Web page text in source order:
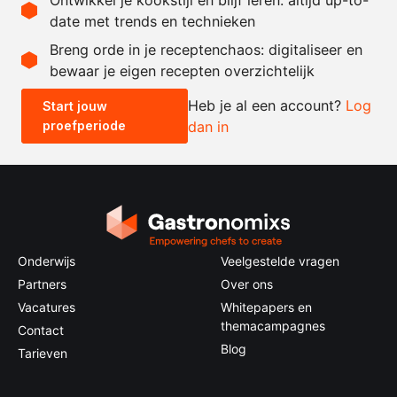
Recept omrekenen
- +
0.5x 1x 2x
date met trends en technieken
Breng orde in je receptenchaos: digitaliseer en
bewaar je eigen recepten overzichtelijk
Start jouw
proefperiode
Heb je al een account? Log
dan in
Onderwijs
Partners
Vacatures
Contact
Tarieven
Veelgestelde vragen
Over ons
Whitepapers en
themacampagnes
Blog